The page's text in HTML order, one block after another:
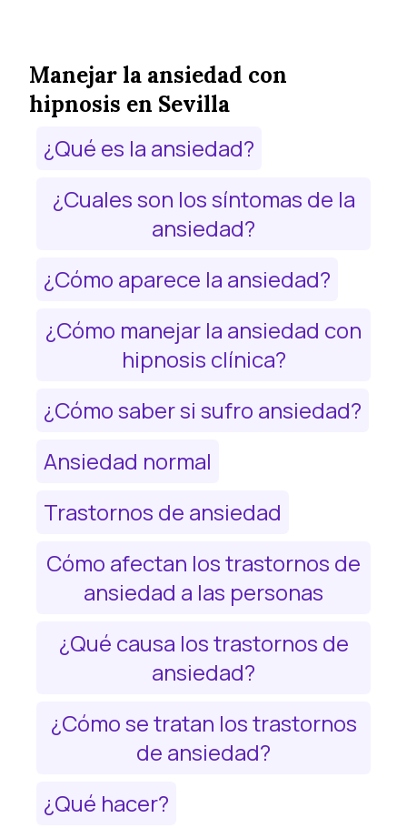
Manejar la ansiedad con
hipnosis en Sevilla
¿Qué es la ansiedad?
¿Cuales son los síntomas de la
ansiedad?
¿Cómo aparece la ansiedad?
¿Cómo manejar la ansiedad con
hipnosis clínica?
¿Cómo saber si sufro ansiedad?
Ansiedad normal
Trastornos de ansiedad
Cómo afectan los trastornos de
ansiedad a las personas
¿Qué causa los trastornos de
ansiedad?
¿Cómo se tratan los trastornos
de ansiedad?
¿Qué hacer?